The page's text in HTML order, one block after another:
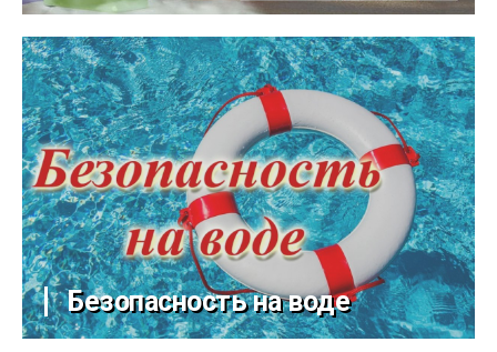
Безопасность на воде